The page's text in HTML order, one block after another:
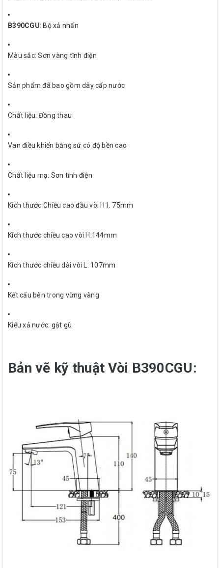
B390CGU: Bộ xả nhấn
Màu sắc: Sơn vàng tĩnh điện
Sản phẩm đã bao gồm dây cấp nước
Chất liệu: Đồng thau
Van điều khiển bằng sứ có độ bền cao
Chất liệu mạ: Sơn tĩnh điện
Kich thước Chiều cao đầu vòi H1: 75mm
Kích thước chiều cao vòi H:144mm
Kích thước chiều dài vòi L: 107mm
Kết cấu bên trong vững vàng
Kiểu xả nước: gật gù
Bản vẽ kỹ thuật Vòi B390CGU: